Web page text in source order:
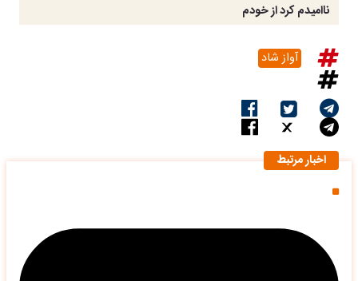
ناامیدم کرد از خودم
آواز شاد
اخبار مرتبط